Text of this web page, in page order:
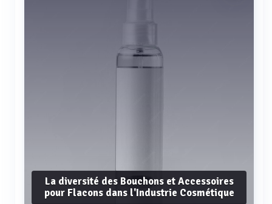
La diversité des Bouchons et Accessoires
pour Flacons dans l'Industrie Cosmétique